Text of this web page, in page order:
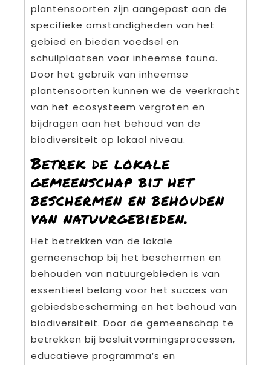
plantensoorten zijn aangepast aan de
specifieke omstandigheden van het
gebied en bieden voedsel en
schuilplaatsen voor inheemse fauna.
Door het gebruik van inheemse
plantensoorten kunnen we de veerkracht
van het ecosysteem vergroten en
bijdragen aan het behoud van de
biodiversiteit op lokaal niveau.
Betrek de lokale
gemeenschap bij het
beschermen en behouden
van natuurgebieden.
Het betrekken van de lokale
gemeenschap bij het beschermen en
behouden van natuurgebieden is van
essentieel belang voor het succes van
gebiedsbescherming en het behoud van
biodiversiteit. Door de gemeenschap te
betrekken bij besluitvormingsprocessen,
educatieve programma’s en